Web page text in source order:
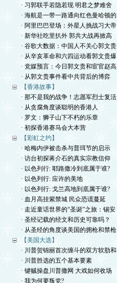
· 习郭联手若隐若现 明君之梦难舍
· 海航是一带一路通向红色曼哈顿的
· 阿里巴巴登场：外星人挑战习大帝
· 新华社吃里扒外 郭共大战再掀高
· 谷歌大数据：中国人不关心郭文贵
· 从辛亥革命和六四运动看郭文贵爆
· 党媒预言：今日郭文贵和宦官赵高
· 从郭文贵事件看中共背后的博弈
【香港故事】
· 那不是我的战争！志愿军烈士复活
· 从贪腐角度谈聪明的香港人
· 罗文：狮子山下不朽的乐章
· 初探香港赛马会大本营
【彩虹之约】
· 哈梅内伊被击杀与普珥节的启示
· 访台初探蒋介石的真实宗教信仰
· 以色列行: 耶路撒冷到底属于谁?
· 以色列行: 应许的美地
· 以色列行: 戈兰高地到底属于谁?
· 血月高挂紫禁城 民众恐谎蔓延
· 走近童话世界的“圣诞”之旅：锡安
· 圣经记载的经文和历史可靠吗？
· 从圣经的角度谈美国的拥枪和禁枪
【美国大选】
· 川普贺锦丽首次缠斗的双方软肋和
· 川普胜选的五个基本要素
· 键贼操盘川普撒网 大戏如何收场
· 我为何要叛党?